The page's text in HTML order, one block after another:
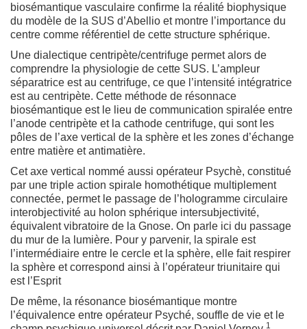
biosémantique vasculaire confirme la réalité biophysique
du modèle de la SUS d’Abellio et montre l’importance du
centre comme référentiel de cette structure sphérique.
Une dialectique centripète/centrifuge permet alors de
comprendre la physiologie de cette SUS. L’ampleur
séparatrice est au centrifuge, ce que l’intensité intégratrice
est au centripète. Cette méthode de résonnace
biosémantique est le lieu de communication spiralée entre
l’anode centripète et la cathode centrifuge, qui sont les
pôles de l’axe vertical de la sphère et les zones d’échange
entre matière et antimatière.
Cet axe vertical nommé aussi opérateur Psychè, constitué
par une triple action spirale homothétique multiplement
connectée, permet le passage de l’hologramme circulaire
interobjectivité au holon sphérique intersubjectivité,
équivalent vibratoire de la Gnose. On parle ici du passage
du mur de la lumière. Pour y parvenir, la spirale est
l’intermédiaire entre le cercle et la sphère, elle fait respirer
la sphère et correspond ainsi à l’opérateur triunitaire qui
est l’Esprit
De même, la résonance biosémantique montre
l’équivalence entre opérateur Psyché, souffle de vie et le
1